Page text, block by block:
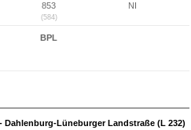
853
(584)
NI
BPL
Lüneburger Landstraße (L 232)